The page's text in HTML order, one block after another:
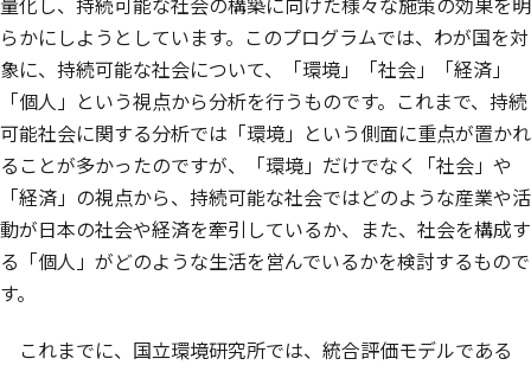
らかにしようとしています。このプログラムでは、わが国を対
象に、持続可能な社会について、「環境」「社会」「経済」
「個人」という視点から分析を行うものです。これまで、持続
可能社会に関する分析では「環境」という側面に重点が置かれ
ることが多かったのですが、「環境」だけでなく「社会」や
「経済」の視点から、持続可能な社会ではどのような産業や活
動が日本の社会や経済を牽引しているか、また、社会を構成す
る「個人」がどのような生活を営んでいるかを検討するもので
す。
これまでに、国立環境研究所では、統合評価モデルである